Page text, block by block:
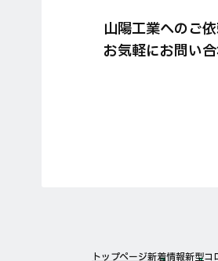
山陽工業へのご
お気軽にお問い
トップページ新着情報新型コ